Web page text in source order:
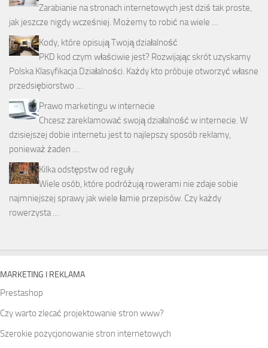
Zarabianie na stronach internetowych jest dziś tak proste,
jak jeszcze nigdy wcześniej. Możemy to robić na wiele …
Kody, które opisują Twoją działalność
PKD kod czym właściwie jest? Rozwijając skrót uzyskamy
Polska Klasyfikacja Działalności. Każdy kto próbuje otworzyć własne
przedsiębiorstwo …
Prawo marketingu w internecie
Chcesz zareklamować swoją działalność w internecie. W
dzisiejszej dobie internetu jest to najlepszy sposób reklamy,
ponieważ żaden …
Kilka odstępstw od reguły
Wiele osób, które podróżują rowerami nie zdaje sobie
najmniejszej sprawy jak wiele łamie przepisów. Czy każdy
rowerzysta …
MARKETING I REKLAMA
Prestashop
Czy warto zlecać projektowanie stron www?
Szerokie pozycjonowanie stron internetowych